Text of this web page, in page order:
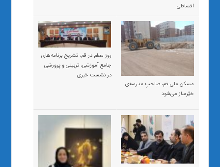
اقساطی
مسکن ملی قم، صاحبِ مدرسه‌ی
خیّرساز می‌شود
روز معلم در قم: تشریح برنامه‌های
جامع آموزشی، تربیتی و پرورشی
در نشست خبری